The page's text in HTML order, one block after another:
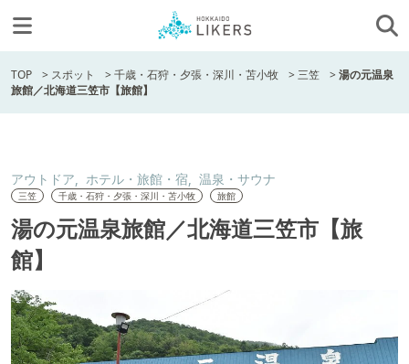
TOP > スポット >千歳・石狩・夕張・深川・苫小牧 >三笠 >湯の元温泉
旅館／北海道三笠市【旅館】
アウトドア ホテル・旅館・宿 温泉・サウナ
三笠 千歳・石狩・夕張・深川・苫小牧 旅館
湯の元温泉旅館／北海道三笠市【旅
館】